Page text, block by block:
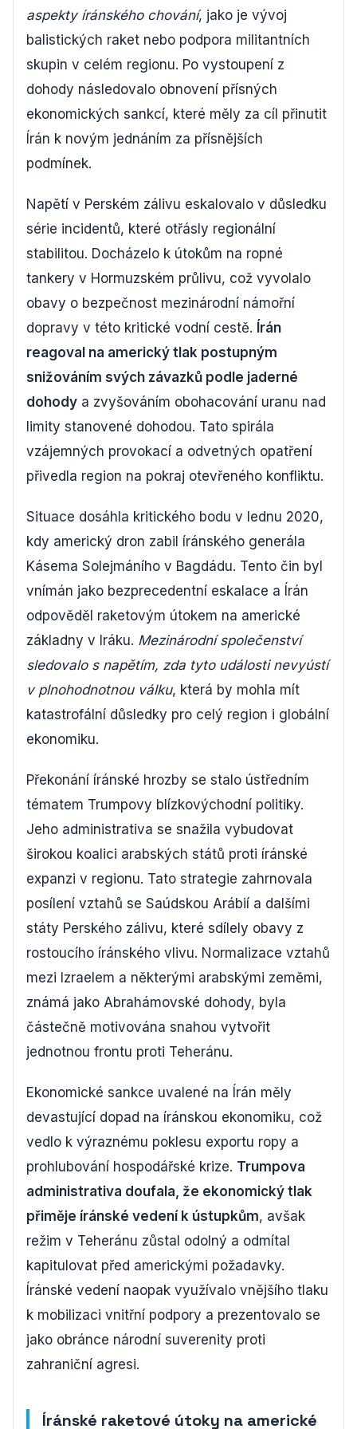
aspekty íránského chování, jako je vývoj
balistických raket nebo podpora militantních
skupin v celém regionu. Po vystoupení z
dohody následovalo obnovení přísných
ekonomických sankcí, které měly za cíl přinutit
Írán k novým jednáním za přísnějších
podmínek.
Napětí v Perském zálivu eskalovalo v důsledku
série incidentů, které otřásly regionální
stabilitou. Docházelo k útokům na ropné
tankery v Hormuzském průlivu, což vyvolalo
obavy o bezpečnost mezinárodní námořní
dopravy v této kritické vodní cestě. Írán
reagoval na americký tlak postupným
snižováním svých závazků podle jaderné
dohody a zvyšováním obohacování uranu nad
limity stanovené dohodou. Tato spirála
vzájemných provokací a odvetných opatření
přivedla region na pokraj otevřeného konfliktu.
Situace dosáhla kritického bodu v lednu 2020,
kdy americký dron zabil íránského generála
Kásema Solejmáního v Bagdádu. Tento čin byl
vnímán jako bezprecedentní eskalace a Írán
odpověděl raketovým útokem na americké
základny v Iráku. Mezinárodní společenství
sledovalo s napětím, zda tyto události nevyústí
v plnohodnotnou válku, která by mohla mít
katastrofální důsledky pro celý region i globální
ekonomiku.
Překonání íránské hrozby se stalo ústředním
tématem Trumpovy blízkovýchodní politiky.
Jeho administrativa se snažila vybudovat
širokou koalici arabských států proti íránské
expanzi v regionu. Tato strategie zahrnovala
posílení vztahů se Saúdskou Arábií a dalšími
státy Perského zálivu, které sdílely obavy z
rostoucího íránského vlivu. Normalizace vztahů
mezi Izraelem a některými arabskými zeměmi,
známá jako Abrahámovské dohody, byla
částečně motivována snahou vytvořit
jednotnou frontu proti Teheránu.
Ekonomické sankce uvalené na Írán měly
devastující dopad na íránskou ekonomiku, což
vedlo k výraznému poklesu exportu ropy a
prohlubování hospodářské krize. Trumpova
administrativa doufala, že ekonomický tlak
přiměje íránské vedení k ústupkům, avšak
režim v Teheránu zůstal odolný a odmítal
kapitulovat před americkými požadavky.
Íránské vedení naopak využívalo vnějšího tlaku
k mobilizaci vnitřní podpory a prezentovalo se
jako obránce národní suverenity proti
zahraniční agresi.
Íránské raketové útoky na americké